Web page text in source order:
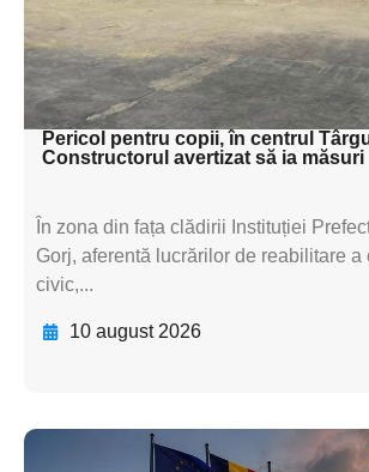
textul pentru
subtitluAdaugă
textul pentru
Pericol pentru copii, în centrul
Constructorul avertizat să ia măsuri
În zona din fața clădirii Instituției
Gorj, aferentă lucrărilor de reabilitare a
civic,...
10 august 2026